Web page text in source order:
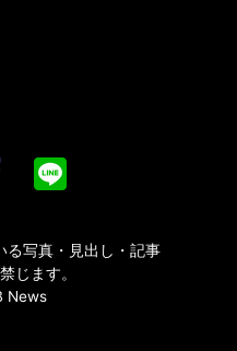
る写真・見出し・記事
じます。
News